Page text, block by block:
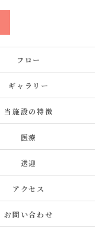
フロー
ギャラリー
当施設の特徴
医療
送迎
アクセス
お問い合わせ